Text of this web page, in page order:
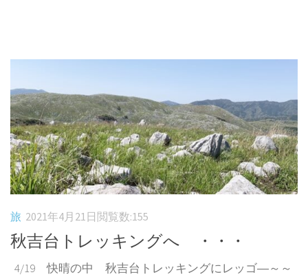
旅 2021年4月21日 閲覧数:155
秋吉台トレッキングへ ・・・
4/19 快晴の中 秋吉台トレッキングにレッゴ―～～